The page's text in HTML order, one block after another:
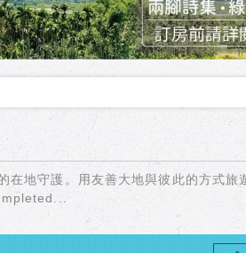
・賞螢慢旅行
樂！
「居遊」的慢生活魅力
地守護。用友善大地與彼此的方式旅